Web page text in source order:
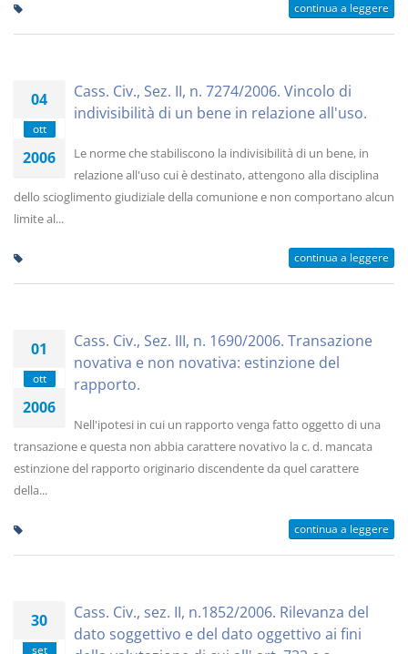
continua a leggere
04
ott
2006
Cass. Civ., Sez. II, n. 7274/2006. Vincolo di
indivisibilità di un bene in relazione all'uso.
Le norme che stabiliscono la indivisibilità di un bene, in
relazione all'uso cui è destinato, attengono alla disciplina
dello scioglimento giudiziale della comunione e non comportano alcun
limite al...
continua a leggere
01
ott
2006
Cass. Civ., Sez. III, n. 1690/2006. Transazione
novativa e non novativa: estinzione del
rapporto.
Nell'ipotesi in cui un rapporto venga fatto oggetto di una
transazione e questa non abbia carattere novativo la c. d. mancata
estinzione del rapporto originario discendente da quel carattere
della...
continua a leggere
30
set
Cass. Civ., sez. II, n.1852/2006. Rilevanza del
dato soggettivo e del dato oggettivo ai fini